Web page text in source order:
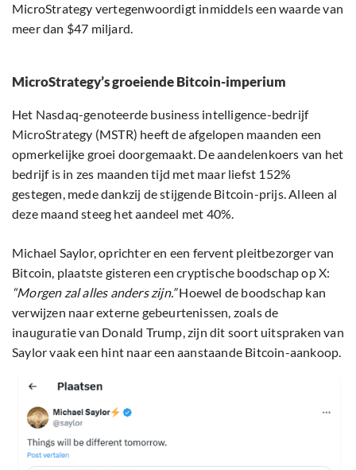
MicroStrategy vertegenwoordigt inmiddels een waarde van
meer dan $47 miljard.
MicroStrategy’s groeiende Bitcoin-imperium
Het Nasdaq-genoteerde business intelligence-bedrijf
MicroStrategy (MSTR) heeft de afgelopen maanden een
opmerkelijke groei doorgemaakt. De aandelenkoers van het
bedrijf is in zes maanden tijd met maar liefst 152%
gestegen, mede dankzij de stijgende Bitcoin-prijs. Alleen al
deze maand steeg het aandeel met 40%.
Michael Saylor, oprichter en een fervent pleitbezorger van
Bitcoin, plaatste gisteren een cryptische boodschap op X:
“Morgen zal alles anders zijn.”Hoewel de boodschap kan
verwijzen naar externe gebeurtenissen, zoals de
inauguratie van Donald Trump, zijn dit soort uitspraken van
Saylor vaak een hint naar een aanstaande Bitcoin-aankoop.